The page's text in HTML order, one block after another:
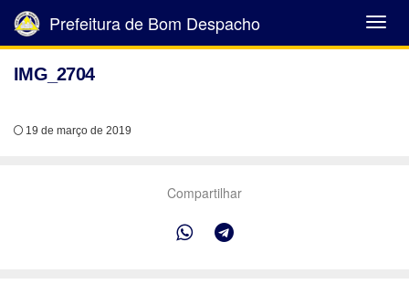
Abrir
Menu
Prefeitura de Bom Despacho
IMG_2704
19 de março de 2019
Compartilhar